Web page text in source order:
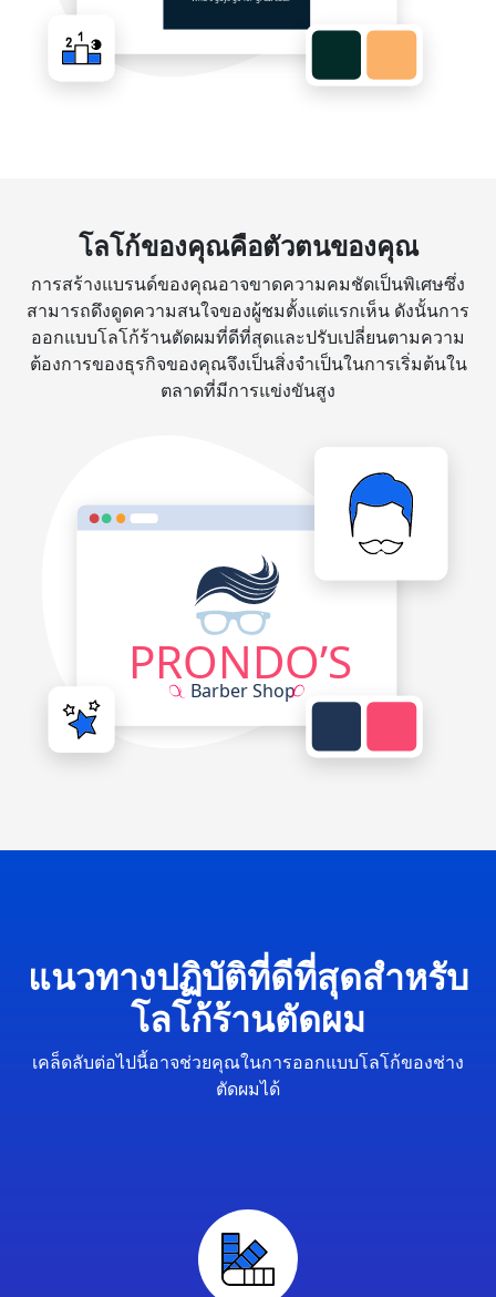
โลโก้ของคุณคือตัวตนของคุณ
การสร้างแบรนด์ของคุณอาจขาดความคมชัดเป็นพิเศษซึ่ง
สามารถดึงดูดความสนใจของผู้ชมตั้งแต่แรกเห็น ดังนั้นการ
ออกแบบโลโก้ร้านตัดผมที่ดีที่สุดและปรับเปลี่ยนตามความ
ต้องการของธุรกิจของคุณจึงเป็นสิ่งจำเป็นในการเริ่มต้นใน
ตลาดที่มีการแข่งขันสูง
แนวทางปฏิบัติที่ดีที่สุดสำหรับ
โลโก้ร้านตัดผม
เคล็ดลับต่อไปนี้อาจช่วยคุณในการออกแบบโลโก้ของช่าง
ตัดผมได้